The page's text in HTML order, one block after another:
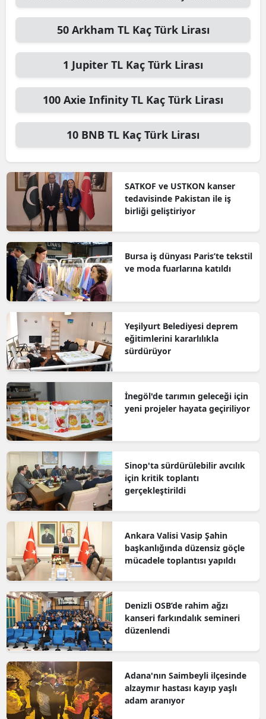
50 Arkham TLKaç Türk Lirası
1 Jupiter TL Kaç Türk Lirası
100 Axie Infinity TL Kaç Türk Lirası
10 BNB TL Kaç Türk Lirası
SATKOF ve USTKON kanser
tedavisinde Pakistan ile iş
birliği geliştiriyor
Bursa iş dünyası Paris’te tekstil
ve moda fuarlarına katıldı
Yeşilyurt Belediyesi deprem
eğitimlerini kararlılıkla
sürdürüyor
İnegöl'de tarımın geleceği için
yeni projeler hayata geçiriliyor
Sinop'ta sürdürülebilir avcılık
için kritik toplantı
gerçekleştirildi
Ankara Valisi Vasip Şahin
başkanlığında düzensiz göçle
mücadele toplantısı yapıldı
Denizli OSB’de rahim ağzı
kanseri farkındalık semineri
düzenlendi
Adana'nın Saimbeyli ilçesinde
alzaymır hastası kayıp yaşlı
adam aranıyor